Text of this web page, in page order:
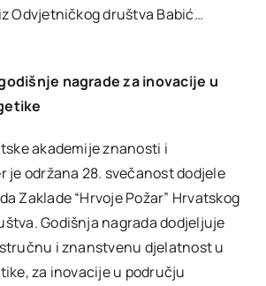
Odvjetničkog društva Babić…
nagrade za inovacije u
akademije znanosti i
je održana 28. svečanost dodjele
Zaklade “Hrvoje Požar” Hrvatskog
Godišnja nagrada dodjeljuje
i znanstvenu djelatnost u
za inovacije u području